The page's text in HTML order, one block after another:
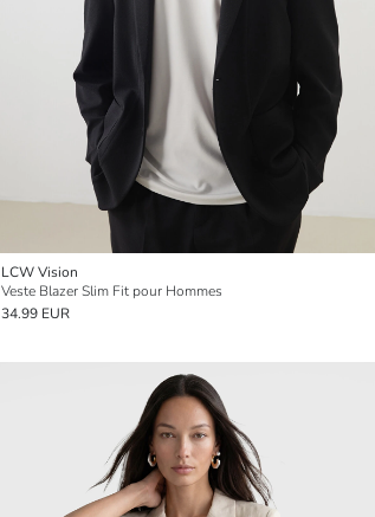
LCW Vision
Veste Blazer Slim Fit pour Hommes
34.99 EUR